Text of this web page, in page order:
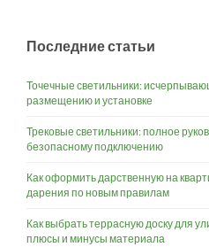
Последние статьи
Точечные светильники:
размещению и установке
Трековые светильники: полное
безопасному подключению
Как оформить дарственную на
дарения по новым правилам
Как выбрать террасную доску для
плюсы и минусы материала